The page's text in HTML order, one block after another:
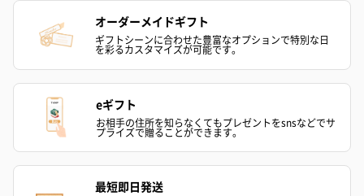
オーダーメイドギフト
ギフトシーンに合わせた豊富なオプションで特別な日
を彩るカスタマイズが可能です。
eギフト
お相手の住所を知らなくてもプレゼントをsnsなどでサ
プライズで贈ることができます。
最短即日発送